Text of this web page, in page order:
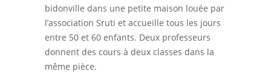
bidonville dans une petite maison louée par
l’association Sruti et accueille tous les jours
entre 50 et 60 enfants. Deux professeurs
donnent des cours à deux classes dans la
même pièce.